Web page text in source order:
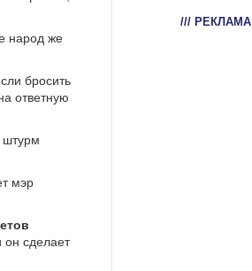
народ же
бросить
ответную
штурм
мэр
он сделает
/// РЕКЛАМА